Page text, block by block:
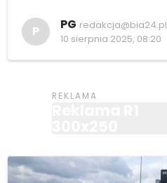
P PG redakcja@bia24.pl
10 sierpnia 2025, 08:20